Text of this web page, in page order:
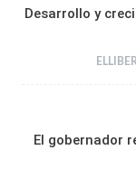
Desarrollo y
El gobernador